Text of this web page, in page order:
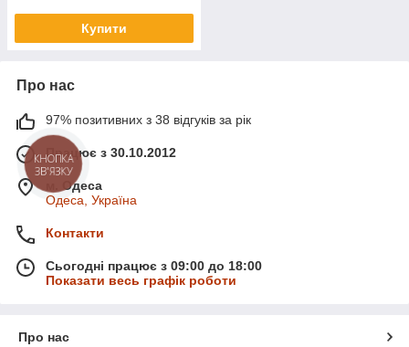
Купити
Про нас
97% позитивних з 38 відгуків за рік
Працює з 30.10.2012
м. Одеса
Одеса, Україна
Контакти
Сьогодні працює з 09:00 до 18:00
Показати весь графік роботи
Про нас
КНОПКА
ЗВ'ЯЗКУ